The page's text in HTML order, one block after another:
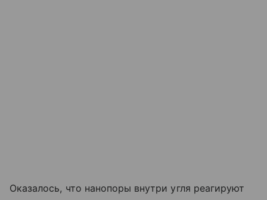
Оказалось, что нанопоры внутри угля реагируют